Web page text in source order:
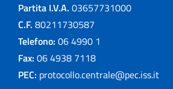
Partita I.V.A. 03657731000
C.F. 80211730587
Telefono: 06 4990 1
Fax: 06 4938 7118
PEC: protocollo.centrale@pec.iss.it